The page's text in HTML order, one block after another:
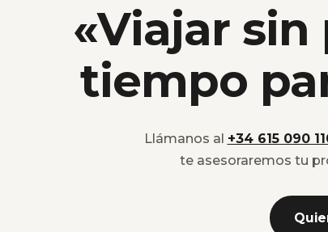
«Viajar sin
tiempo
Llámanos al +34 615 090
te asesoraremos tu